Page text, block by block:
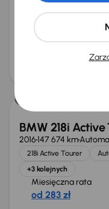
+1 kolejnych
Miesięczna rata
od 250 zł
BMW 218i Active
2016147 674 km
218i Active Tourer
+3 kolejnych
Miesięczna rata
od 283 zł